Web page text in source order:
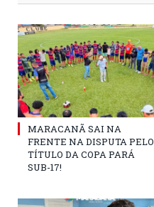
MARACANÃ SAI NA
FRENTE NA DISPUTA PELO
TÍTULO DA COPA PARÁ
SUB-17!